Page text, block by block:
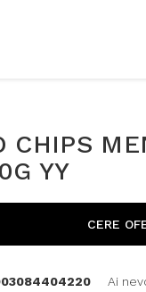
CHIPS
YY
CERE
Ai